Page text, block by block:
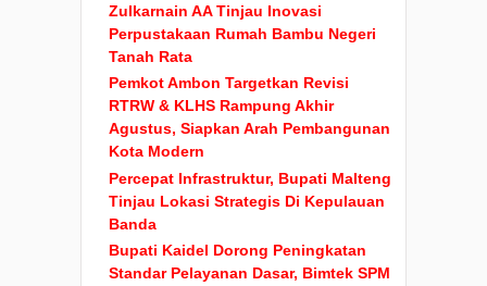
Zulkarnain AA Tinjau Inovasi
Perpustakaan Rumah Bambu Negeri
Tanah Rata
Pemkot Ambon Targetkan Revisi
RTRW & KLHS Rampung Akhir
Agustus, Siapkan Arah Pembangunan
Kota Modern
Percepat Infrastruktur, Bupati Malteng
Tinjau Lokasi Strategis Di Kepulauan
Banda
Bupati Kaidel Dorong Peningkatan
Standar Pelayanan Dasar, Bimtek SPM